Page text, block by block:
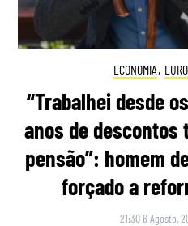
ECONOMIA,
“Trabalhei desde
anos de descontos
pensão”: homem
forçado a
21:30 6 Agosto,